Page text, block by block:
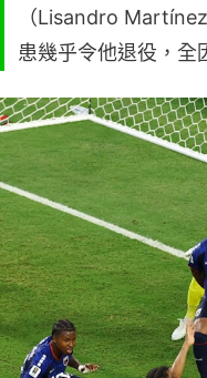
（Lisandro
患幾乎令他退役，全